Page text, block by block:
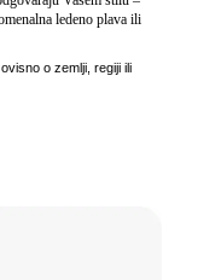
ledeno plava ili
o zemlji, regiji ili